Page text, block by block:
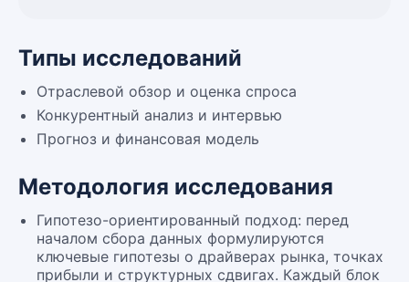
Типы исследований
Отраслевой обзор и оценка спроса
Конкурентный анализ и интервью
Прогноз и финансовая модель
Методология исследования
Гипотезо-ориентированный подход: перед
началом сбора данных формулируются
ключевые гипотезы о драйверах рынка, точках
прибыли и структурных сдвигах. Каждый блок